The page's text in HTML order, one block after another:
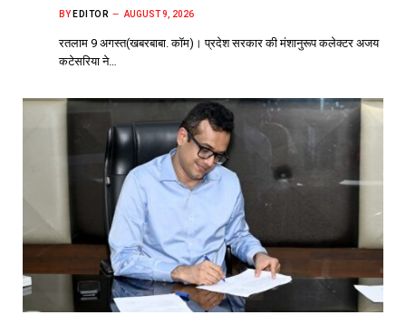
BY EDITOR AUGUST 9, 2026
रतलाम 9 अगस्त(खबरबाबा. कॉम)। प्रदेश सरकार की मंशानुरूप कलेक्टर अजय
कटेसरिया ने…